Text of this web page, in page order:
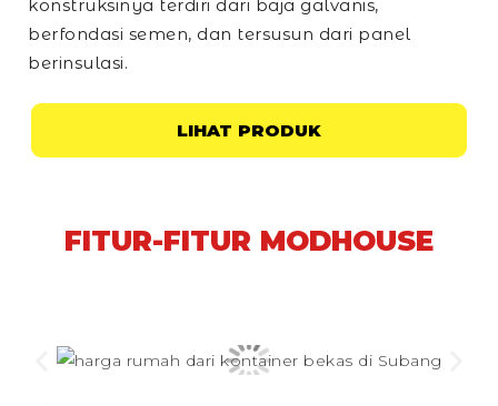
konstruksinya terdiri dari baja galvanis,
berfondasi semen, dan tersusun dari panel
berinsulasi.
LIHAT PRODUK
FITUR-FITUR MODHOUSE